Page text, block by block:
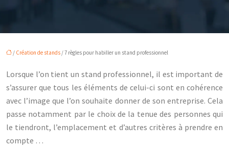
/ Création de stands / 7 règles pour habiller un stand professionnel
Lorsque l’on tient un stand professionnel, il est important de
s’assurer que tous les éléments de celui-ci sont en cohérence
avec l’image que l’on souhaite donner de son entreprise. Cela
passe notamment par le choix de la tenue des personnes qui
le tiendront, l’emplacement et d’autres critères à prendre en
compte …